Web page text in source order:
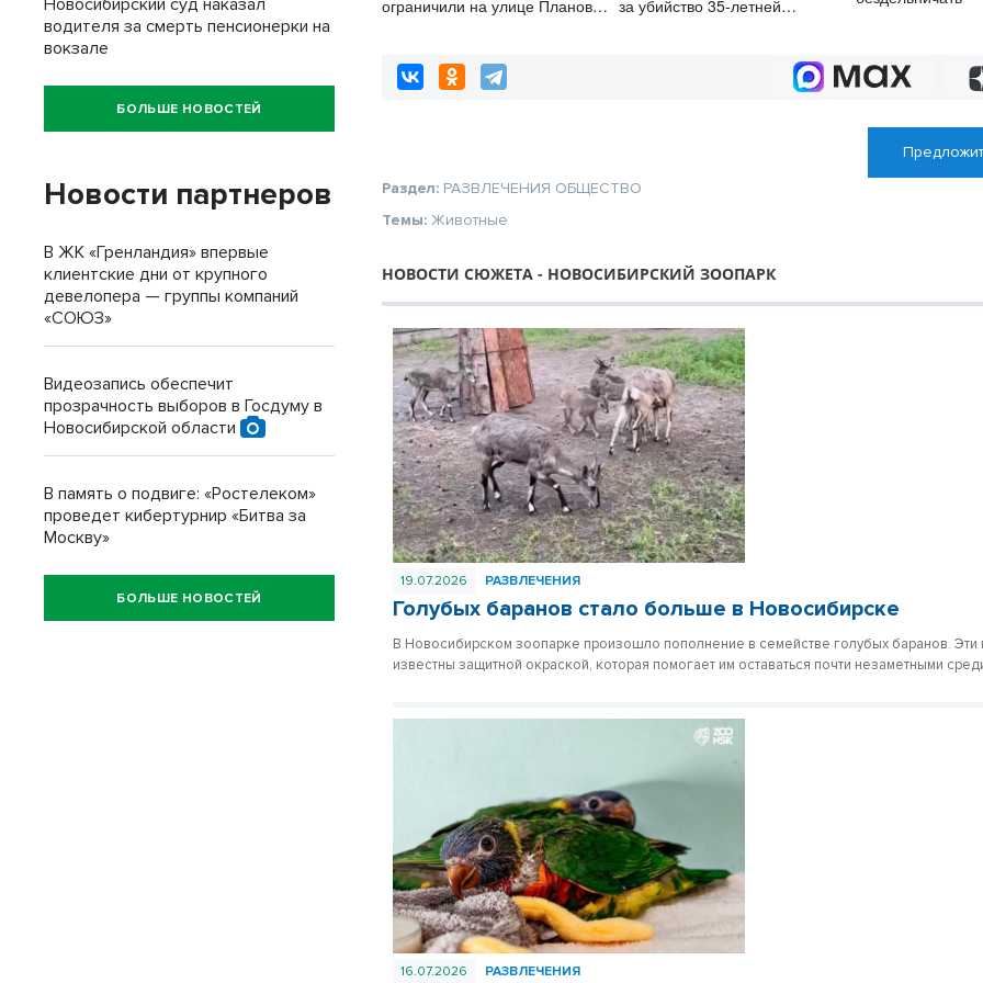
ограничили на улице Плановой за убийство 35-летней
Раздел: РАЗВЛЕЧЕНИЯ ОБЩЕСТВО
Темы:Животные
НОВОСТИ СЮЖЕТА - НОВОСИБИРСКИЙ ЗООПАРК
19.07.2026 РАЗВЛЕЧЕНИЯ
Голубых баранов стало больше в Новосибирске
В Новосибирском зоопарке произошло пополнение в семействе голубых баранов.
известны защитной окраской, которая помогает им оставаться почти незаметными
16.07.2026 РАЗВЛЕЧЕНИЯ
Новосибирский суд наказал
водителя за смерть пенсионерки на
вокзале
БОЛЬШЕ НОВОСТЕЙ
Новости партнеров
В ЖК «Гренландия» впервые
клиентские дни от крупного
девелопера — группы компаний
«СОЮЗ»
Видеозапись обеспечит
прозрачность выборов в Госдуму в
Новосибирской области
В память о подвиге: «Ростелеком»
проведет кибертурнир «Битва за
Москву»
БОЛЬШЕ НОВОСТЕЙ